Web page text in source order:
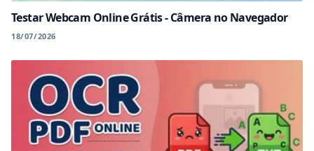
Testar Webcam Online Grátis - Câmera no Navegador
18/07/2026